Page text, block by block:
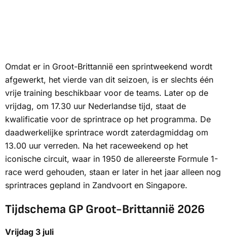
Omdat er in Groot-Brittannië een sprintweekend wordt
afgewerkt, het vierde van dit seizoen, is er slechts één
vrije training beschikbaar voor de teams. Later op de
vrijdag, om 17.30 uur Nederlandse tijd, staat de
kwalificatie voor de sprintrace op het programma. De
daadwerkelijke sprintrace wordt zaterdagmiddag om
13.00 uur verreden. Na het raceweekend op het
iconische circuit, waar in 1950 de allereerste Formule 1-
race werd gehouden, staan er later in het jaar alleen nog
sprintraces gepland in Zandvoort en Singapore.
Tijdschema GP Groot-Brittannië 2026
Vrijdag 3 juli